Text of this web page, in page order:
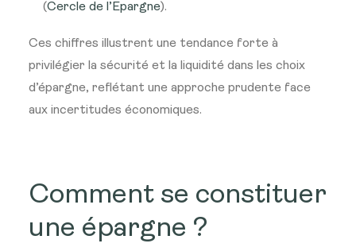
(Cercle de l’Epargne)​.
Ces chiffres illustrent une tendance forte à
privilégier la sécurité et la liquidité dans les choix
d’épargne, reflétant une approche prudente face
aux incertitudes économiques.
Comment se constituer
une épargne ?